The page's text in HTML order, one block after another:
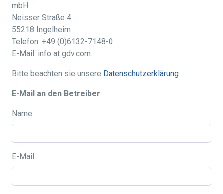
mbH
Neisser Straße 4
55218 Ingelheim
Telefon: +49 (0)6132-7148-0
E-Mail: info at gdv.com
Bitte beachten sie unsere Datenschutzerklärung
E-Mail an den Betreiber
Name
E-Mail